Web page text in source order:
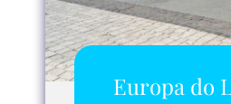
Europa do